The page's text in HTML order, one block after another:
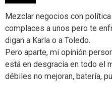
Mezclar negocios con
complaces a unos pero te
digan a Karla o a Toledo.
Pero aparte, mi opinión
está en desgracia en todo el
débiles no mejoran, batería,